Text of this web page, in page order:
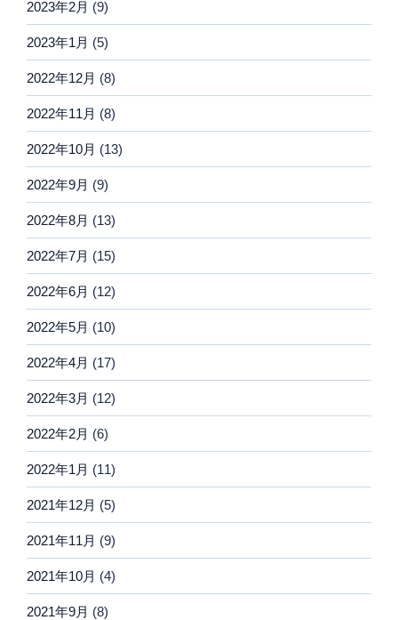
2023年2月 (9)
2023年1月 (5)
2022年12月 (8)
2022年11月 (8)
2022年10月 (13)
2022年9月 (9)
2022年8月 (13)
2022年7月 (15)
2022年6月 (12)
2022年5月 (10)
2022年4月 (17)
2022年3月 (12)
2022年2月 (6)
2022年1月 (11)
2021年12月 (5)
2021年11月 (9)
2021年10月 (4)
2021年9月 (8)